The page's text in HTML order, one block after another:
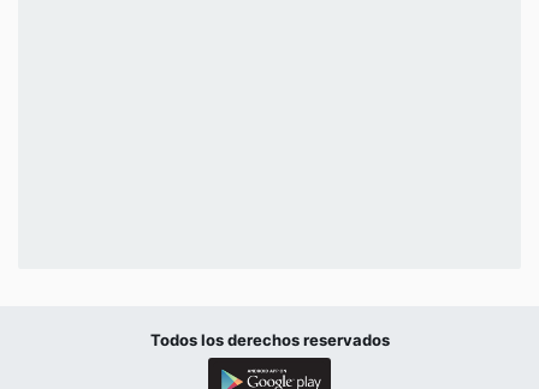
Todos los derechos reservados